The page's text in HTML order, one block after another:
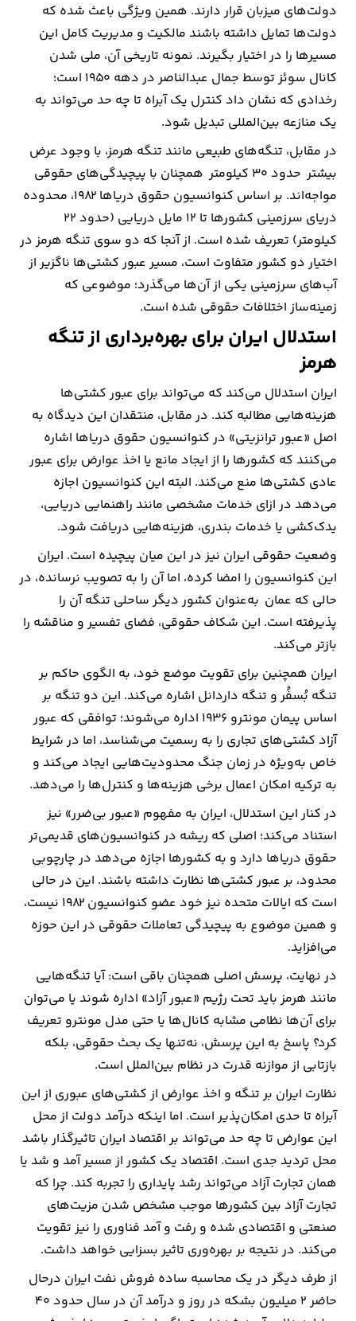
دولت‌های میزبان قرار دارند. همین ویژگی باعث شده که
دولت‌ها تمایل داشته باشند مالکیت و مدیریت کامل این
مسیرها را در اختیار بگیرند. نمونه تاریخی آن، ملی شدن
کانال سوئز توسط جمال عبدالناصر در دهه ۱۹۵۰ است؛
رخدادی که نشان داد کنترل یک آبراه تا چه حد می‌تواند به
یک منازعه بین‌المللی تبدیل شود.
در مقابل، تنگه‌های طبیعی مانند تنگه هرمز، با وجود عرض
بیشتر حدود ۳۰ کیلومتر همچنان با پیچیدگی‌های حقوقی
مواجه‌اند. بر اساس کنوانسیون حقوق دریاها ۱۹۸۲، محدوده
دریای سرزمینی کشورها تا ۱۲ مایل دریایی (حدود ۲۲
کیلومتر) تعریف شده است. از آنجا که دو سوی تنگه هرمز در
اختیار دو کشور متفاوت است، مسیر عبور کشتی‌ها ناگزیر از
آب‌های سرزمینی یکی از آن‌ها می‌گذرد؛ موضوعی که
زمینه‌ساز اختلافات حقوقی شده است.
استدلال ایران برای بهره‌برداری از تنگه
هرمز
ایران استدلال می‌کند که می‌تواند برای عبور کشتی‌ها
هزینه‌هایی مطالبه کند. در مقابل، منتقدان این دیدگاه به
اصل «عبور ترانزیتی» در کنوانسیون حقوق دریاها اشاره
می‌کنند که کشورها را از ایجاد مانع یا اخذ عوارض برای عبور
عادی کشتی‌ها منع می‌کند. البته این کنوانسیون اجازه
می‌دهد در ازای خدمات مشخصی مانند راهنمایی دریایی،
یدک‌کشی یا خدمات بندری، هزینه‌هایی دریافت شود.
وضعیت حقوقی ایران نیز در این میان پیچیده است. ایران
این کنوانسیون را امضا کرده، اما آن را به تصویب نرسانده، در
حالی که عمان به‌عنوان کشور دیگر ساحلی تنگه آن را
پذیرفته است. این شکاف حقوقی، فضای تفسیر و مناقشه را
بازتر می‌کند.
ایران همچنین برای تقویت موضع خود، به الگوی حاکم بر
تنگه بُسفُر و تنگه داردانل اشاره می‌کند. این دو تنگه بر
اساس پیمان مونترو ۱۹۳۶ اداره می‌شوند؛ توافقی که عبور
آزاد کشتی‌های تجاری را به رسمیت می‌شناسد، اما در شرایط
خاص به‌ویژه در زمان جنگ محدودیت‌هایی ایجاد می‌کند و
به ترکیه امکان اعمال برخی هزینه‌ها و کنترل‌ها را می‌دهد.
در کنار این استدلال، ایران به مفهوم «عبور بی‌ضرر» نیز
استناد می‌کند؛ اصلی که ریشه در کنوانسیون‌های قدیمی‌تر
حقوق دریاها دارد و به کشورها اجازه می‌دهد در چارچوبی
محدود، بر عبور کشتی‌ها نظارت داشته باشند. این در حالی
است که ایالات متحده نیز خود عضو کنوانسیون ۱۹۸۲ نیست،
و همین موضوع به پیچیدگی تعاملات حقوقی در این حوزه
می‌افزاید.
در نهایت، پرسش اصلی همچنان باقی است: آیا تنگه‌هایی
مانند هرمز باید تحت رژیم «عبور آزاد» اداره شوند یا می‌توان
برای آن‌ها نظامی مشابه کانال‌ها یا حتی مدل مونترو تعریف
کرد؟ پاسخ به این پرسش، نه‌تنها یک بحث حقوقی، بلکه
بازتابی از موازنه قدرت در نظام بین‌الملل است.
نظارت ایران بر تنگه و اخذ عوارض از کشتی‌های عبوری از این
آبراه تا حدی امکان‌پذیر است. اما اینکه درآمد دولت از محل
این عوارض تا چه حد می‌تواند بر اقتصاد ایران تاثیرگذار باشد
محل تردید جدی است. اقتصاد یک کشور از مسیر آمد و شد یا
همان تجارت آزاد می‌تواند رشد پایداری را تجربه کند. چرا که
تجارت آزاد بین کشورها موجب مشخص شدن مزیت‌های
صنعتی و اقتصادی شده و رفت و آمد فناوری را نیز تقویت
می‌کند. در نتیجه بر بهره‌وری تاثیر بسزایی خواهد داشت.
از طرف دیگر در یک محاسبه ساده فروش نفت ایران درحال
حاضر 2 میلیون بشکه در روز و درآمد آن در سال حدود 40